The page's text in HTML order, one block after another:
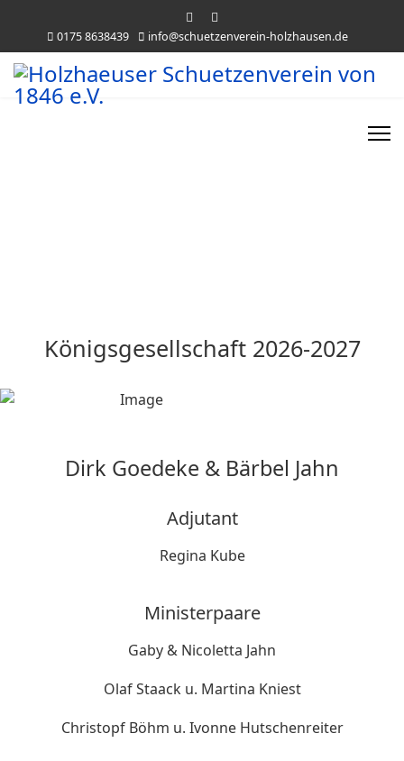
0175 8638439 info@schuetzenverein-holzhausen.de
Königsgesellschaft 2026-2027
Dirk Goedeke & Bärbel Jahn
Adjutant
Regina Kube
Ministerpaare
Gaby & Nicoletta Jahn
Olaf Staack u. Martina Kniest
Christopf Böhm u. Ivonne Hutschenreiter